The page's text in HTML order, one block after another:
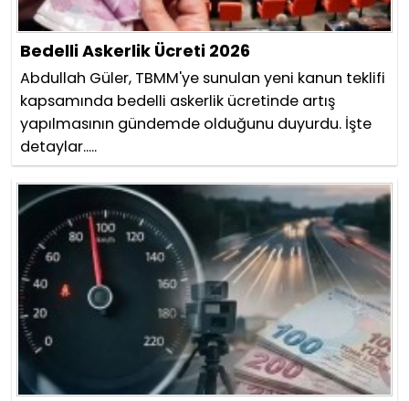
Bedelli Askerlik Ücreti 2026
Abdullah Güler, TBMM'ye sunulan yeni kanun teklifi
kapsamında bedelli askerlik ücretinde artış
yapılmasının gündemde olduğunu duyurdu. İşte
detaylar.....